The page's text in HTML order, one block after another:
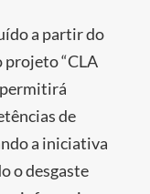
a partir do
projeto “CLA
permitirá
de
a iniciativa
o desgaste